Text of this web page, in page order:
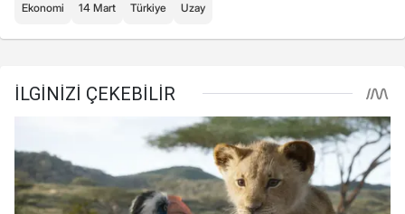
Ekonomi 14 Mart Türkiye Uzay